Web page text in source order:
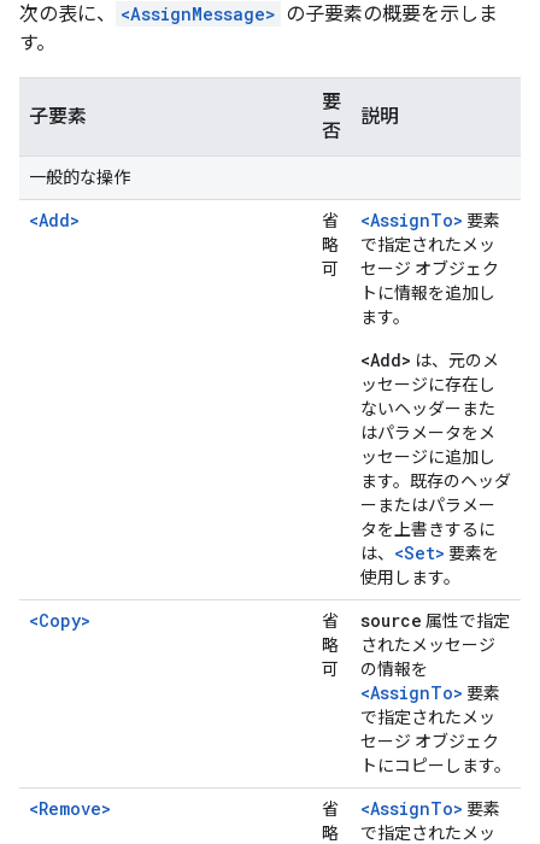
次の表に、 <AssignMessage> の子要素の概要を示しま
す。
子要素
要
否
説明
一般的な操作
<Add>
省
略
可
<AssignTo> 要素
で指定されたメッ
セージ オブジェク
トに情報を追加し
ます。
<Add> は、元のメ
ッセージに存在し
ないヘッダーまた
はパラメータをメ
ッセージに追加し
ます。既存のヘッダ
ーまたはパラメー
タを上書きするに
は、 <Set> 要素を
使用します。
<Copy>
省
略
可
source 属性で指定
されたメッセージ
の情報を
<AssignTo> 要素
で指定されたメッ
セージ オブジェク
トにコピーします。
<Remove>
省
略
<AssignTo> 要素
で指定されたメッ